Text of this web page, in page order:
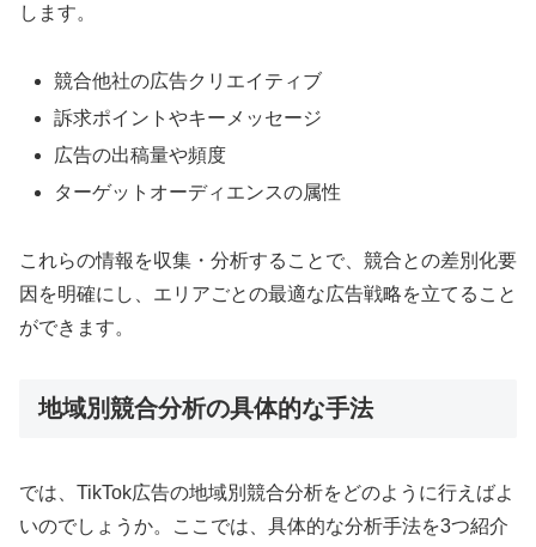
します。
競合他社の広告クリエイティブ
訴求ポイントやキーメッセージ
広告の出稿量や頻度
ターゲットオーディエンスの属性
これらの情報を収集・分析することで、競合との差別化要
因を明確にし、エリアごとの最適な広告戦略を立てること
ができます。
地域別競合分析の具体的な手法
では、TikTok広告の地域別競合分析をどのように行えばよ
いのでしょうか。ここでは、具体的な分析手法を3つ紹介